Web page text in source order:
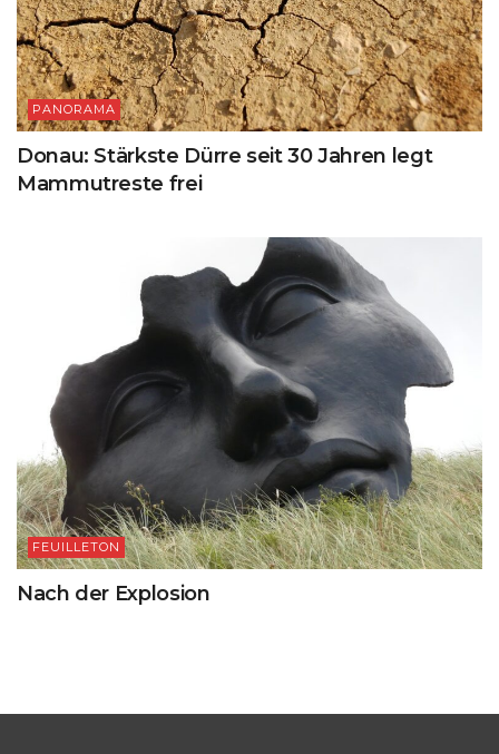
PANORAMA
Donau: Stärkste Dürre seit 30 Jahren legt
Mammutreste frei
FEUILLETON
Nach der Explosion